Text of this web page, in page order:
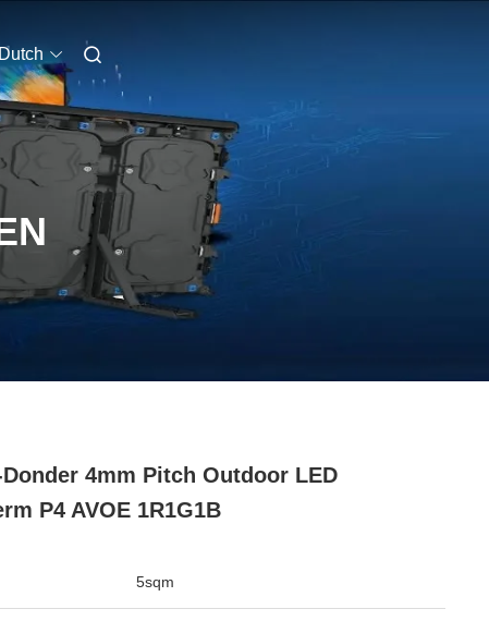
Dutch
4mm Pitch Outdoor LED
P4 AVOE 1R1G1B
5sqm